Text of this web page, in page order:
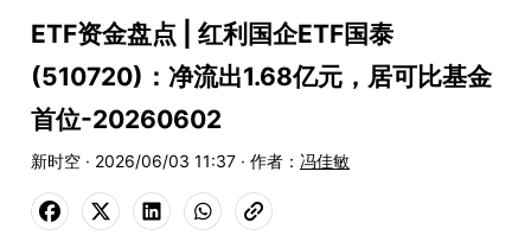
ETF资金盘点 | 红利国企ETF国泰
(510720)：净流出1.68亿元，居可比基金
首位-20260602
新时空 · 2026/06/03 11:37 · 作者： 冯佳敏